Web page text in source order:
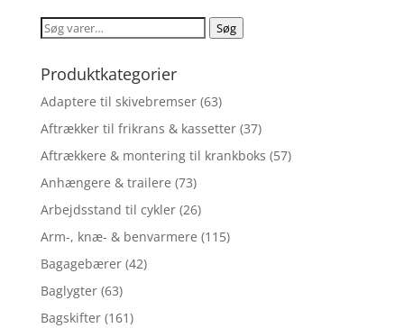
Søg
Søg
Produktkategorier
Adaptere til skivebremser (63)
Aftrækker til frikrans & kassetter (37)
Aftrækkere & montering til krankboks (57)
Anhængere & trailere (73)
Arbejdsstand til cykler (26)
Arm-, knæ- & benvarmere (115)
Bagagebærer (42)
Baglygter (63)
Bagskifter (161)